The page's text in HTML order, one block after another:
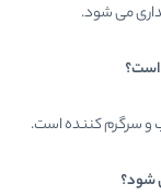
می شود.
است؟
و سرگرم کننده است.
شود؟